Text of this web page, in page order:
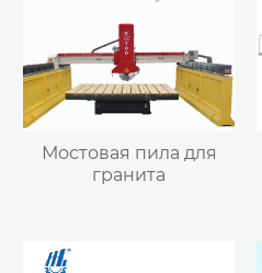
Мостовая пила для
гранита